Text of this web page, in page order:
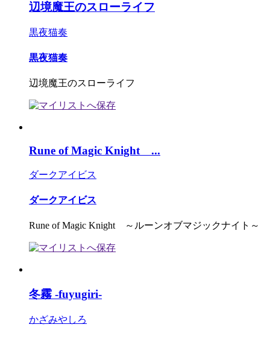
辺境魔王のスローライフ
黒夜猫奏
黒夜猫奏
辺境魔王のスローライフ
Rune of Magic Knight ...
ダークアイビス
ダークアイビス
Rune of Magic Knight ～ルーンオブマジックナイト～
冬霧 -fuyugiri-
かざみやしろ